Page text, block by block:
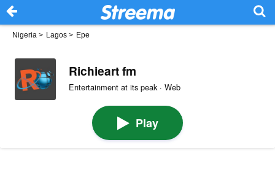
Nigeria > Lagos > Epe
Richieart fm
Entertainment at its peak · Web
Play